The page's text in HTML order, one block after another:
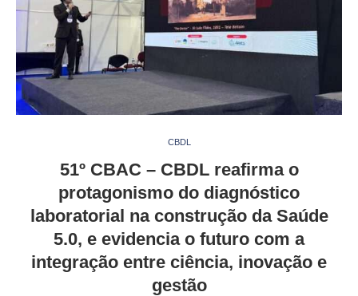
CBDL
51º CBAC – CBDL reafirma o
protagonismo do diagnóstico
laboratorial na construção da Saúde
5.0, e evidencia o futuro com a
integração entre ciência, inovação e
gestão